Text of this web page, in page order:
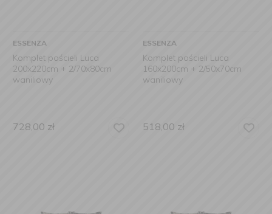
ESSENZA
Komplet pościeli Luca
200x220cm + 2/70x80cm
waniliowy
728,00 zł
ESSENZA
Komplet pościeli Luca
160x200cm + 2/50x70cm
waniliowy
518,00 zł